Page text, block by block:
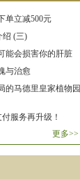
单立减500元
绍 (三)
能会损害你的肝脏
与治愈
的马德里皇家植物园
服务再升级！
更多>>